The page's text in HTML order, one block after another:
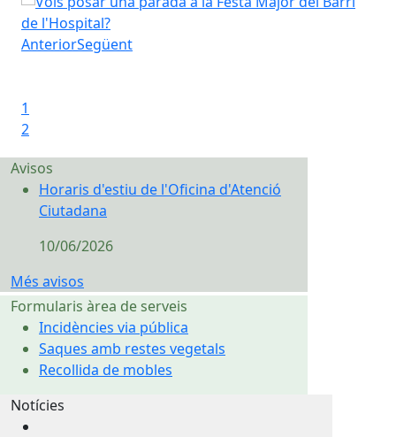
AnteriorSegüent
1
2
Avisos
Horaris d'estiu de l'Oficina d'Atenció Ciutadana
Horaris d'estiu de l'Oficina d'Atenció
Ciutadana
10/06/2026
Més avisos
Formularis àrea de serveis
Incidències via pública
Saques amb restes vegetals
Recollida de mobles
Notícies